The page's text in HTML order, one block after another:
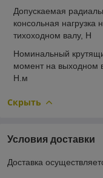
Допускаемая
консольная нагрузка
тихоходном валу, Н
Номинальный
момент на выходном
Н.м
Скрыть
Условия доставки
Доставка